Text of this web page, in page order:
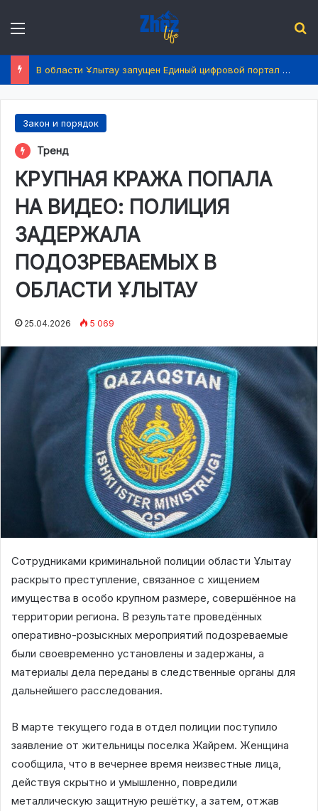
В области Ұлытау запущен Единый цифровой портал услуг
Закон и порядок
Тренд
КРУПНАЯ КРАЖА ПОПАЛА
НА ВИДЕО: ПОЛИЦИЯ
ЗАДЕРЖАЛА
ПОДОЗРЕВАЕМЫХ В
ОБЛАСТИ ҰЛЫТАУ
25.04.2026 5 069
Сотрудниками криминальной полиции области Ұлытау
раскрыто преступление, связанное с хищением
имущества в особо крупном размере, совершённое на
территории региона. В результате проведённых
оперативно-розыскных мероприятий подозреваемые
были своевременно установлены и задержаны, а
материалы дела переданы в следственные органы для
дальнейшего расследования.
В марте текущего года в отдел полиции поступило
заявление от жительницы поселка Жайрем. Женщина
сообщила, что в вечернее время неизвестные лица,
действуя скрытно и умышленно, повредили
металлическую защитную решётку, а затем, отжав